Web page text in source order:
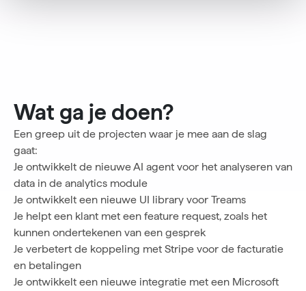
Wat ga je doen?
Een greep uit de projecten waar je mee aan de slag
gaat:
Je ontwikkelt de nieuwe AI agent voor het analyseren van
data in de analytics module
Je ontwikkelt een nieuwe UI library voor Treams
Je helpt een klant met een feature request, zoals het
kunnen ondertekenen van een gesprek
Je verbetert de koppeling met Stripe voor de facturatie
en betalingen
Je ontwikkelt een nieuwe integratie met een Microsoft